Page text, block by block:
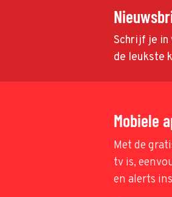
Schrijf je in
de leukste
Mobiele
Met de
tv is,
en alerts